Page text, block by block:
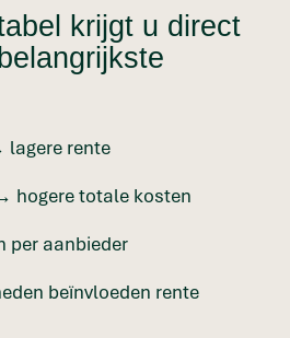
krijgt u direct
rente
hogere totale kosten
per aanbieder
beïnvloeden rente